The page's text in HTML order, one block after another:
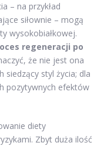
– na przykład
siłownie – mogą
wysokobiałkowej.
regeneracji po
że nie jest ona
siedzący styl życia; dla
pozytywnych efektów
diety
Zbyt duża ilość